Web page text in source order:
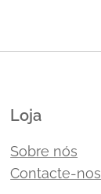
Loja
Sobre nós
Contacte-nos